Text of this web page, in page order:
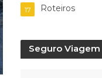
Roteiros
17
Seguro Viagem